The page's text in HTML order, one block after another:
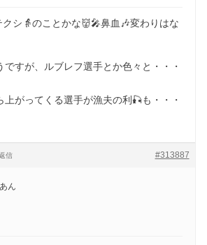
クシ👵のことかな👹🎤鼻血🎶変わりはな
ですが、ルブレフ選手とか色々と・・・
上がってくる選手が漁夫の利🎣も・・・
#313887
信
ん